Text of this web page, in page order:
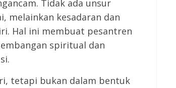
Tidak ada unsur
melainkan kesadaran dan
Hal ini membuat pesantren
spiritual dan
tetapi bukan dalam bentuk